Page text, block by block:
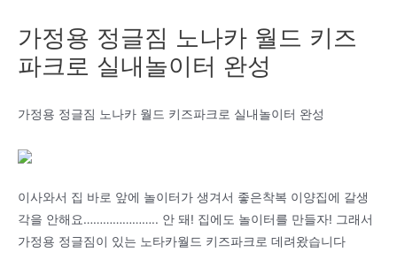
가정용 정글짐 노나카 월드 키즈
파크로 실내놀이터 완성
가정용 정글짐 노나카 월드 키즈파크로 실내놀이터 완성
이사와서 집 바로 앞에 놀이터가 생겨서 좋은착복 이양집에 갈생
각을 안해요………………….. 안 돼! 집에도 놀이터를 만들자! 그래서
가정용 정글짐이 있는 노타카월드 키즈파크로 데려왔습니다